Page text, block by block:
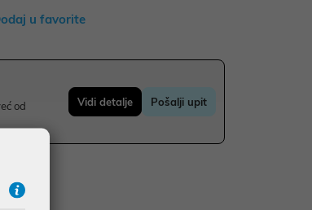
u favorite
od Vidi detalje Pošalji upit